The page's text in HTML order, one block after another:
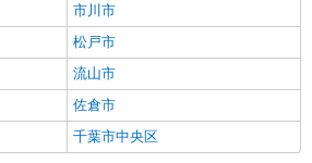
市川市
松戸市
流山市
佐倉市
千葉市中央区